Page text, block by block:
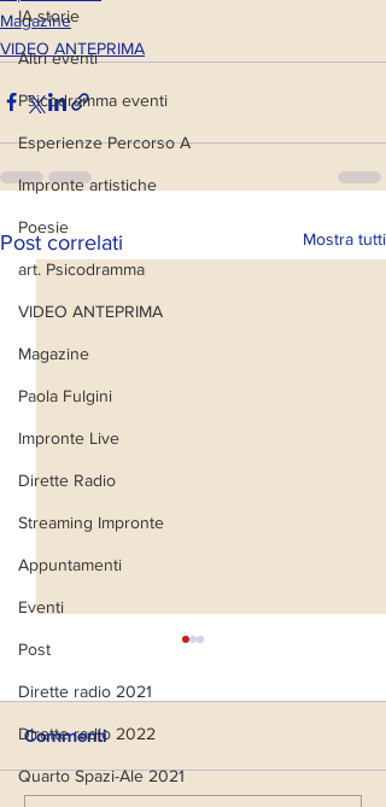
IA storie
Altri eventi
Psicodramma eventi
Esperienze Percorso A
Impronte artistiche
Poesie
art. Psicodramma
VIDEO ANTEPRIMA
Magazine
Paola Fulgini
Impronte Live
Dirette Radio
Streaming Impronte
Appuntamenti
Eventi
Post
Dirette radio 2021
Dirette radio 2022
Quarto Spazi-Ale 2021
Magazine
VIDEO ANTEPRIMA
Post correlati Mostra tutti
Commenti